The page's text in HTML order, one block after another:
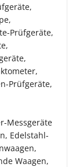
Prüfgeräte,
Prüfgeräte,
Messgeräte
Edelstahl-
Waagen,